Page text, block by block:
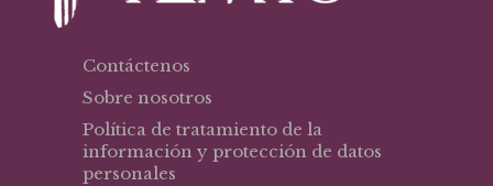
Contáctenos
Sobre nosotros
Política de tratamiento de la
información y protección de datos
personales